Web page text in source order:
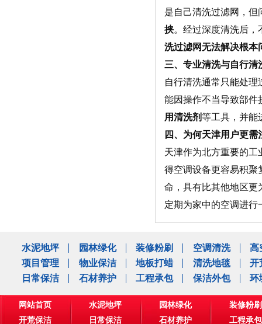
是自己清洗过滤网，但
挟。经过深度清洗后，
洗过滤网无法解决根本
三、专业清洗与自行清
自行清洗通常只能处
能因操作不当导致部件
用清洗剂等工具，并能
四、为何天津用户更需
天津作为北方重要的
得空调设备更容易积聚
命，具有比其他地区更
定期为家中的空调进行
水泥地坪 园林绿化 装修粉刷 空调清洗
高
项目管理
物业保洁 地板打蜡 清洗地毯
开
日常保洁
石材养护 工程承包 保洁外包 环
网站首页 水泥地坪 园林绿化
装修粉刷
开荒保洁
日常保洁 石材养护 工程承包